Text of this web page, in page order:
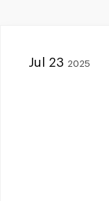
Jul 23 2025